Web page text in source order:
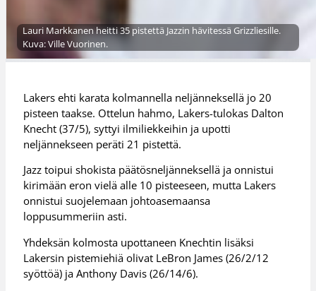
Lauri Markkanen heitti 35 pistettä Jazzin hävitessä Grizzliesille.
Kuva: Ville Vuorinen.
Lakers ehti karata kolmannella neljänneksellä jo 20
pisteen taakse. Ottelun hahmo, Lakers-tulokas Dalton
Knecht (37/5), syttyi ilmiliekkeihin ja upotti
neljännekseen peräti 21 pistettä.
Jazz toipui shokista päätösneljänneksellä ja onnistui
kirimään eron vielä alle 10 pisteeseen, mutta Lakers
onnistui suojelemaan johtoasemaansa
loppusummeriin asti.
Yhdeksän kolmosta upottaneen Knechtin lisäksi
Lakersin pistemiehiä olivat LeBron James (26/2/12
syöttöä) ja Anthony Davis (26/14/6).